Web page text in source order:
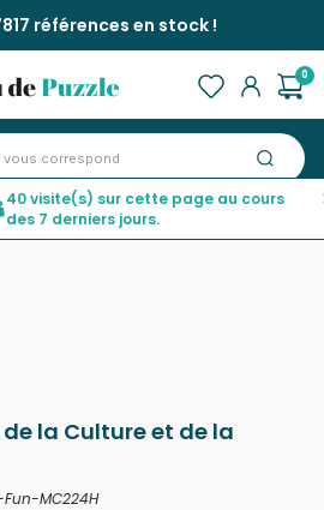
références en stock !
0
>Puzzle 3D - Palais de la Culture et de
de la Culture et de la
MC224H
40 visite(s) sur cette page au cours
des 7 derniers jours.